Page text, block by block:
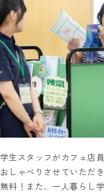
学生スタッフがカフェ店
おしゃべりさせていただ
無料！また、一人暮らし